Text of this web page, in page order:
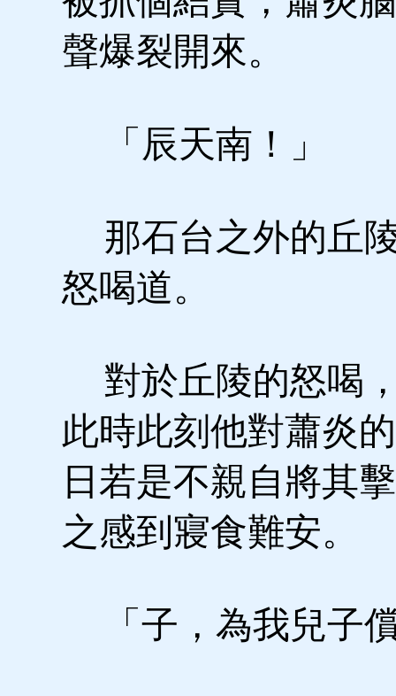
聲爆裂開來。
「辰天南！」
那石台之外的丘
怒喝道。
對於丘陵的怒喝
此時此刻他對蕭炎
日若是不親自將其
之感到寢食難安。
「子，為我兒子